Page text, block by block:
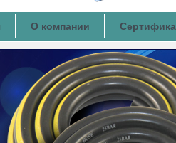
О компании